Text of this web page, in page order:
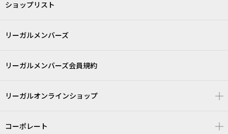
ショップリスト
リーガルメンバーズ
リーガルメンバーズ会員規約
リーガルオンラインショップ
コーポレート